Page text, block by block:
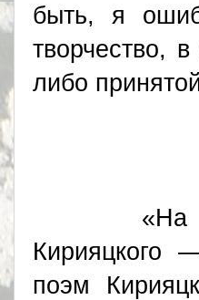
быть, я
творчество,
либо
«На
Кирияцкого
поэм